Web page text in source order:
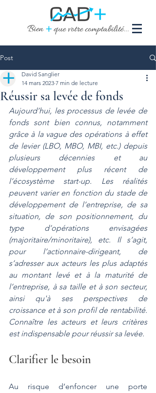
Post
Réussir sa levée de fonds
David Sanglier
14 mars 2023 7 min de lecture
Aujourd’hui, les processus de levée de
fonds sont bien connus, notamment
grâce à la vague des opérations à effet
de levier (LBO, MBO, MBI, etc.) depuis
plusieurs décennies et au
développement plus récent de
l’écosystème start-up. Les réalités
peuvent varier en fonction du stade de
développement de l’entreprise, de sa
situation, de son positionnement, du
type d’opérations envisagées
(majoritaire/minoritaire), etc. Il s’agit,
pour l’actionnaire-dirigeant, de
s’adresser aux acteurs les plus adaptés
au montant levé et à la maturité de
l’entreprise, à sa taille et à son secteur,
ainsi qu'à ses perspectives de
croissance et à son profil de rentabilité.
Connaître les acteurs et leurs critères
est indispensable pour réussir sa levée.
Clarifier le besoin
Au risque d’enfoncer une porte